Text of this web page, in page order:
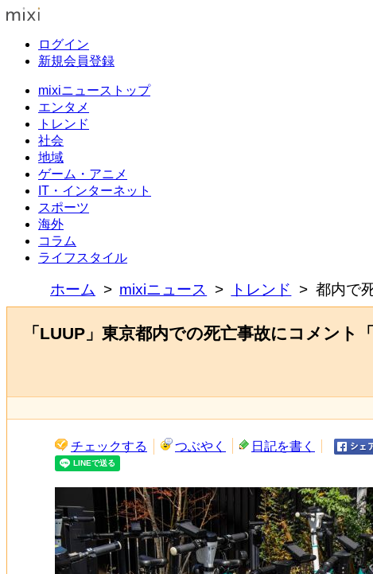
ログイン
新規会員登録
mixiニューストップ
エンタメ
トレンド
社会
地域
ゲーム・アニメ
IT・インターネット
スポーツ
海外
コラム
ライフスタイル
ホーム mixiニュース トレンド 都内で
「LUUP」東京都内での死亡事故にコメン
チェックする つぶやく 日記を書く